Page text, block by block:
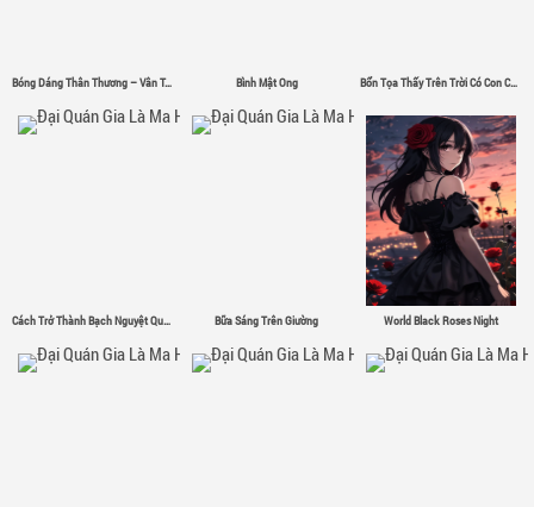
Bóng Dáng Thân Thương – Vân Tân Bình Mật Ong Bổn Tọa Thấy Trên Trời Có Con Chim Sắt Σ( ゜- ゜)
Cách Trở Thành Bạch Nguyệt Quang Bữa Sáng Trên Giường World Black Roses Night